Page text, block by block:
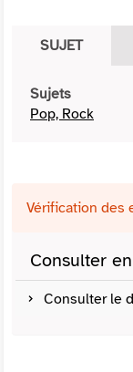
SUJET
Sujets
Pop, Rock
Vérification des
Consulter
Consulter le